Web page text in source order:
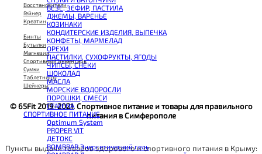
БЕЗЕ, ЗЕФИР, ПАСТИЛА
ДЖЕМЫ, ВАРЕНЬЕ
КОЗИНАКИ
КОНДИТЕРСКИЕ ИЗДЕЛИЯ, ВЫПЕЧКА
КОНФЕТЫ, МАРМЕЛАД
ОРЕХИ
ПАСТИЛКИ, СУХОФРУКТЫ, ЯГОДЫ
ЧИПСЫ, СНЕКИ
ШОКОЛАД
МАСЛА
МОРСКИЕ ВОДОРОСЛИ
ПОРОШКИ, СМЕСИ
СЕМЕНА
СПОРТИВНОЕ ПИТАНИЕ
Optimum System
PROPER VIT
ДЕТОКС
BOMBBAR Энергетический гель
Восстановители
Гейнер
Креатин
Бинты
Бутылки
Магнезия
Спортивный инвентарь
Сумки
Таблетницы
Шейкеры
© 65Fit 2019-2021. Спортивное питание и товары для правильного
питания в Симферополе
Пункты выдачи товаров здорового и спортивного питания в Крыму: